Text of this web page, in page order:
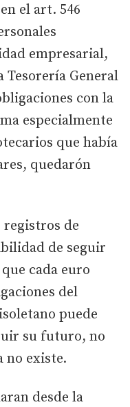
el art. 546
empresarial,
Tesorería General
con la
especialmente
que había
quedarón
registros de
de seguir
cada euro
del
puede
su futuro, no
no existe.
desde la